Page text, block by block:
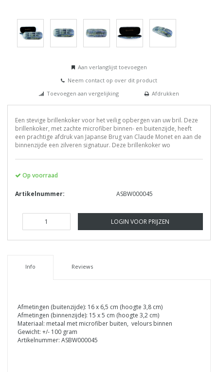
Aan verlanglijst toevoegen
Neem contact op over dit product
Toevoegen aan vergelijking
Afdrukken
Een stevige brillenkoker voor het veilig opbergen van uw bril. Deze
brillenkoker, met zachte microfiber binnen- en buitenzijde, heeft
een prachtige afdruk van Japanse Brug van Claude Monet en aan de
binnenzijde een zilveren signatuur. Deze brillenkoker wo
Op voorraad
Artikelnummer: ASBW000045
LOGIN VOOR PRIJZEN
Info Reviews
Afmetingen (buitenzijde): 16 x 6,5 cm (hoogte 3,8 cm)
Afmetingen (binnenzijde): 15 x 5 cm (hoogte 3,2 cm)
Materiaal: metaal met microfiber buiten, velours binnen
Gewicht: +/- 100 gram
Artikelnummer: ASBW000045